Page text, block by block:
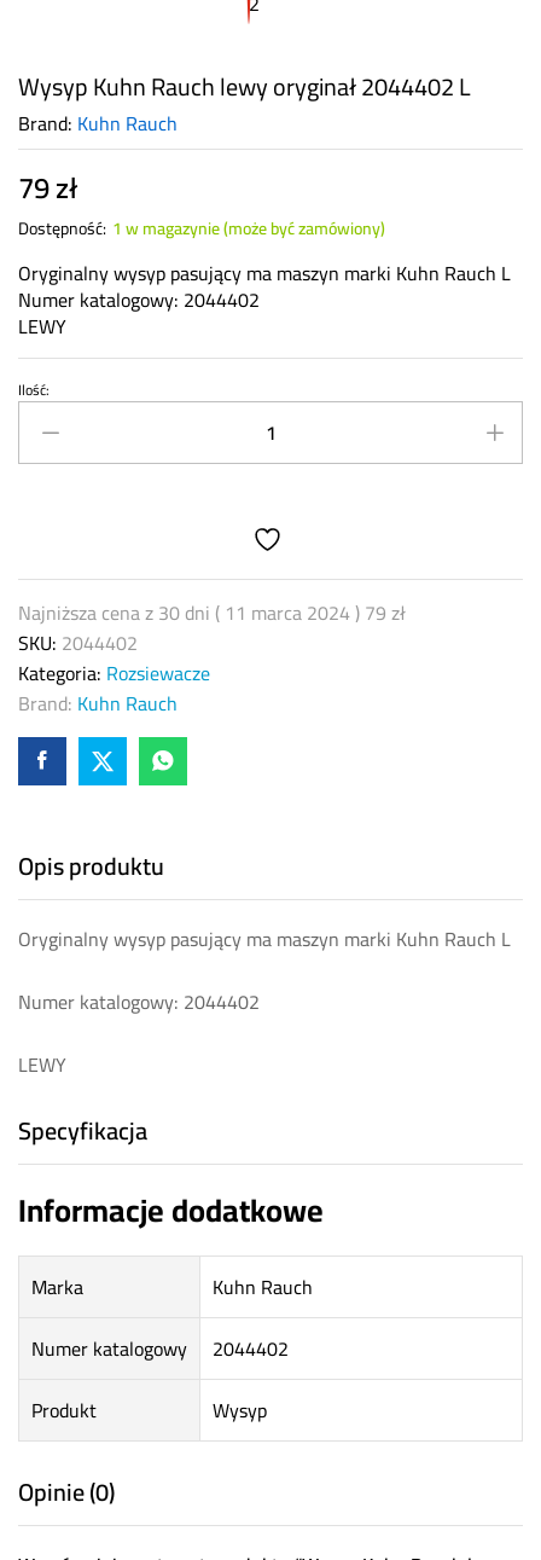
Wysyp Kuhn Rauch lewy oryginał 2044402 L
Brand: Kuhn Rauch
79zł
Dostępność: 1 w magazynie (może być zamówiony)
Oryginalny wysyp pasujący ma maszyn marki Kuhn Rauch L
Numer katalogowy: 2044402
LEWY
Wysyp
Kuhn
Rauch
L
quantity
Ilość:
Najniższa cena z 30 dni ( 11 marca 2024)79zł
SKU: 2044402
Kategoria: Rozsiewacze
Brand: Kuhn Rauch
Opis produktu
Oryginalny wysyp pasujący ma maszyn marki Kuhn Rauch L
Numer katalogowy: 2044402
LEWY
Specyfikacja
Informacje dodatkowe
Marka
Kuhn Rauch
Numer katalogowy
2044402
Produkt
Wysyp
Opinie (0)